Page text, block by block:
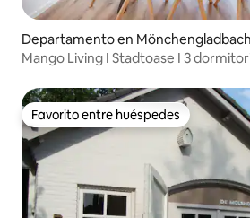
Departamento en Mönchengladbach
Mango Living I Stadtoase I 3
Favorito entre huéspedes
Favorito entre huéspedes